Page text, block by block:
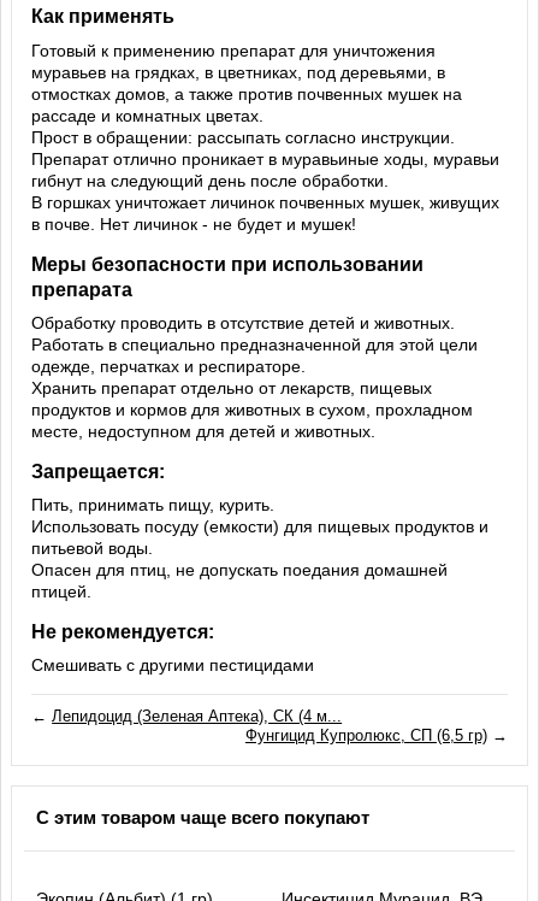
Как применять
Готовый к применению препарат для уничтожения
муравьев на грядках, в цветниках, под деревьями, в
отмостках домов, а также против почвенных мушек на
рассаде и комнатных цветах.
Прост в обращении: рассыпать согласно инструкции.
Препарат отлично проникает в муравьиные ходы, муравьи
гибнут на следующий день после обработки.
В горшках уничтожает личинок почвенных мушек, живущих
в почве. Нет личинок - не будет и мушек!
Меры безопасности при использовании
препарата
Обработку проводить в отсутствие детей и животных.
Работать в специально предназначенной для этой цели
одежде, перчатках и респираторе.
Хранить препарат отдельно от лекарств, пищевых
продуктов и кормов для животных в сухом, прохладном
месте, недоступном для детей и животных.
Запрещается:
Пить, принимать пищу, курить.
Использовать посуду (емкости) для пищевых продуктов и
питьевой воды.
Опасен для птиц, не допускать поедания домашней
птицей.
Не рекомендуется:
Смешивать с другими пестицидами
←Лепидоцид (Зеленая Аптека), СК (4 м...
Фунгицид Купролюкс, СП (6,5 гр)→
С этим товаром чаще всего покупают